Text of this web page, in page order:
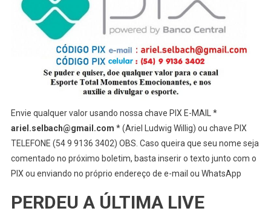
Envie qualquer valor usando nossa chave PIX E-MAIL *
ariel.selbach@gmail.com * (Ariel Ludwig Willig) ou chave PIX
TELEFONE (54 9 9136 3402) OBS. Caso queira que seu nome seja
comentado no próximo boletim, basta inserir o texto junto com o
PIX ou enviando no próprio endereço de e-mail ou WhatsApp
PERDEU A ÚLTIMA LIVE